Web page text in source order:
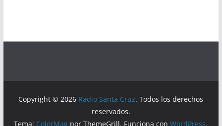
Copyright © 2026 Radio Santa Cruz. Todos los derechos
reservados.
Tema: ColorMag por ThemeGrill. Funciona conWordPress.